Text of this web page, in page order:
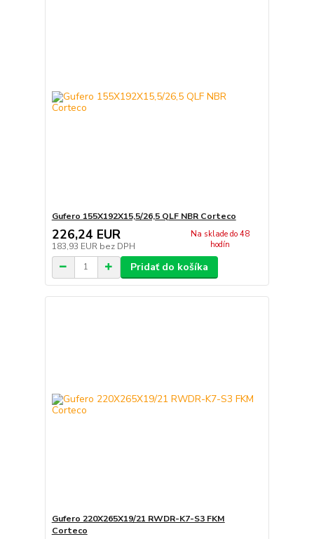
Gufero 155X192X15,5/26,5 QLF NBR Corteco
226,24 EUR
183,93 EUR bez DPH
Na sklade do 48
hodín
Pridať do košíka
Gufero 220X265X19/21 RWDR-K7-S3 FKM
Corteco